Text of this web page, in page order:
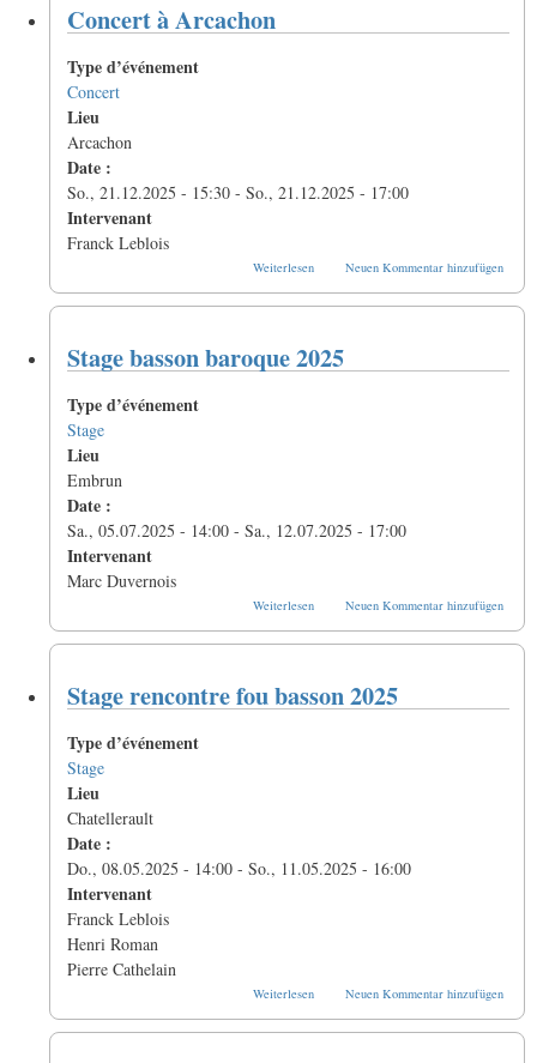
Concert à Arcachon
Type d’événement
Concert
Lieu
Arcachon
Date :
So., 21.12.2025 - 15:30 - So., 21.12.2025 - 17:00
Intervenant
Franck Leblois
Weiterlesenüber
Neuen Kommentar hinzufügen
Stage basson baroque 2025
Type d’événement
Stage
Lieu
Embrun
Date :
Sa., 05.07.2025 - 14:00 - Sa., 12.07.2025 - 17:00
Intervenant
Marc Duvernois
Weiterlesenüber
Neuen Kommentar hinzufügen
Stage rencontre fou basson 2025
Type d’événement
Stage
Lieu
Chatellerault
Date :
Do., 08.05.2025 - 14:00 - So., 11.05.2025 - 16:00
Intervenant
Franck Leblois
Henri Roman
Pierre Cathelain
Weiterlesen
rencontre
Neuen Kommentar hinzufügen